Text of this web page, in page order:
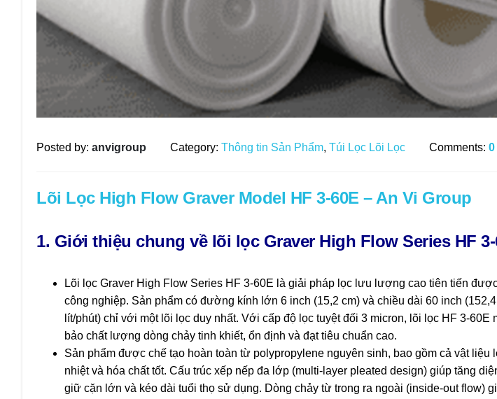
Posted by: anvigroup Category: Thông tin Sản Phẩm, Túi Lọc Lõi Lọc Comments: 0
Lõi Lọc High Flow Graver Model HF 3-60E – An Vi Group
1. Giới thiệu chung về lõi lọc Graver High Flow Series HF
Lõi lọc Graver High Flow Series HF 3-60E là giải pháp lọc lưu lượng cao tiên tiến
công nghiệp. Sản phẩm có đường kính lớn 6 inch (15,2 cm) và chiều dài 60 inch
lít/phút) chỉ với một lõi lọc duy nhất. Với cấp độ lọc tuyệt đối 3 micron, lõi lọc HF 3-
bảo chất lượng dòng chảy tinh khiết, ổn định và đạt tiêu chuẩn cao.
Sản phẩm được chế tạo hoàn toàn từ polypropylene nguyên sinh, bao gồm cả vật
nhiệt và hóa chất tốt. Cấu trúc xếp nếp đa lớp (multi-layer pleated design) giúp tăng
giữ cặn lớn và kéo dài tuổi thọ sử dụng. Dòng chảy từ trong ra ngoài (inside-out flow)